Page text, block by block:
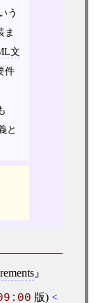
う
ま
文
件
と
版)